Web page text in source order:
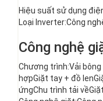
Hiệu suất sử dụng
Loại Inverter:Công
Công nghệ
Chương trình:Vải bông
hợpGiặt tay + đồ len
ứngChu trình tải về